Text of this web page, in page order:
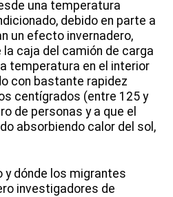
una temperatura
debido en parte a
un efecto invernadero,
la caja del camión de carga
temperatura en el interior
con bastante rapidez
centígrados (entre 125 y
de personas y a que el
absorbiendo calor del sol,
y dónde los migrantes
investigadores de